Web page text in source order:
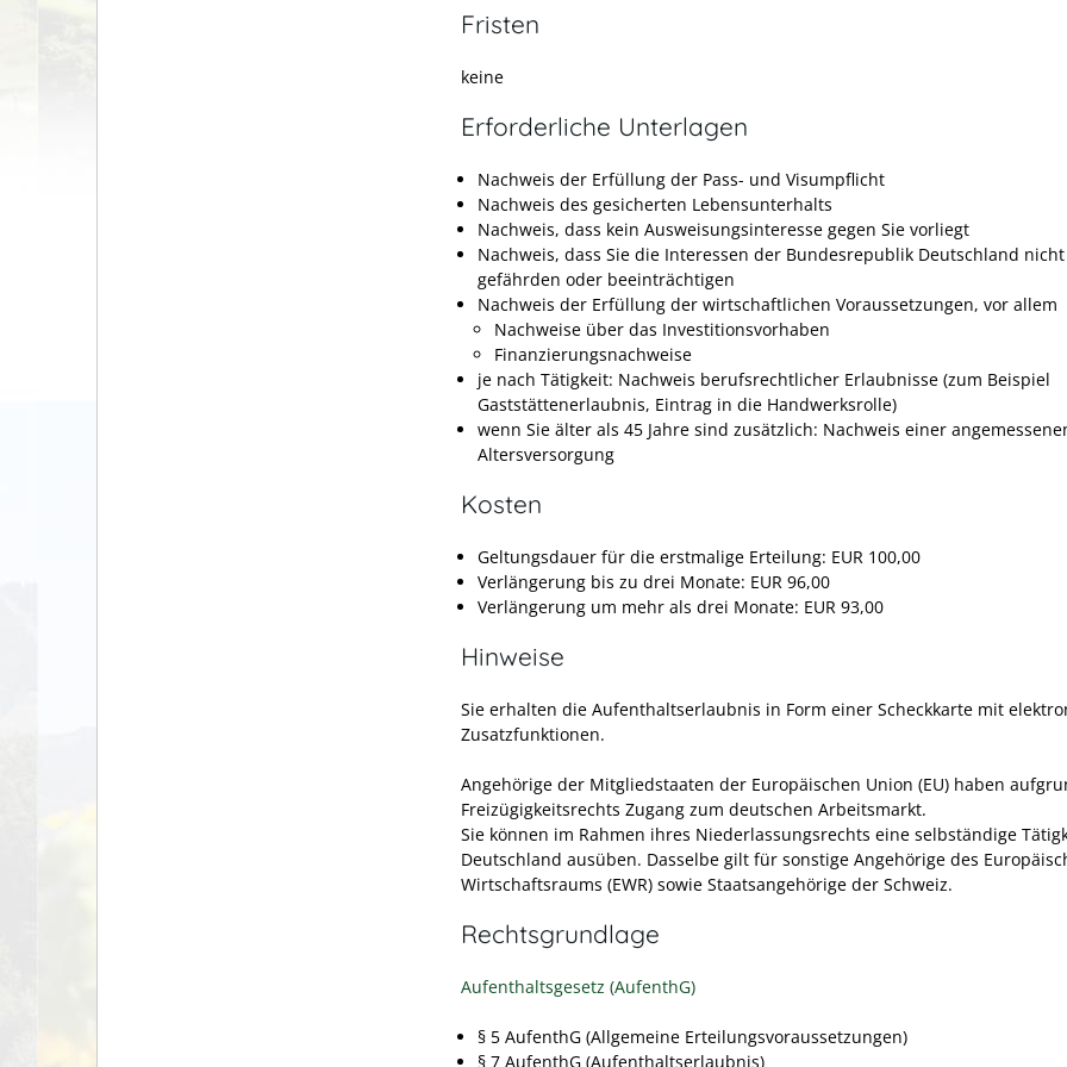
Fristen
keine
Erforderliche Unterlagen
Nachweis der Erfüllung der Pass- und Visumpflicht
Nachweis des gesicherten Lebensunterhalts
Nachweis, dass kein Ausweisungsinteresse gegen Sie vorliegt
Nachweis, dass Sie die Interessen der Bundesrepublik Deutschland nicht
gefährden oder beeinträchtigen
Nachweis der Erfüllung der wirtschaftlichen Voraussetzungen, vor allem
Nachweise über das Investitionsvorhaben
Finanzierungsnachweise
je nach Tätigkeit: Nachweis berufsrechtlicher Erlaubnisse (zum Beispiel
Gaststättenerlaubnis, Eintrag in die Handwerksrolle)
wenn Sie älter als 45 Jahre sind zusätzlich: Nachweis einer
Altersversorgung
Kosten
Geltungsdauer für die erstmalige Erteilung: EUR 100,00
Verlängerung bis zu drei Monate: EUR 96,00
Verlängerung um mehr als drei Monate: EUR 93,00
Hinweise
Sie erhalten die Aufenthaltserlaubnis in Form einer Scheckkarte mit
Zusatzfunktionen.
Angehörige der Mitgliedstaaten der Europäischen Union (EU) haben
Freizügigkeitsrechts Zugang zum deutschen Arbeitsmarkt.
Sie können im Rahmen ihres Niederlassungsrechts eine selbständige
Deutschland ausüben. Dasselbe gilt für sonstige Angehörige des
Wirtschaftsraums (EWR) sowie Staatsangehörige der Schweiz.
Rechtsgrundlage
Aufenthaltsgesetz (AufenthG)
§ 5 AufenthG (Allgemeine Erteilungsvoraussetzungen)
§ 7 AufenthG (Aufenthaltserlaubnis)